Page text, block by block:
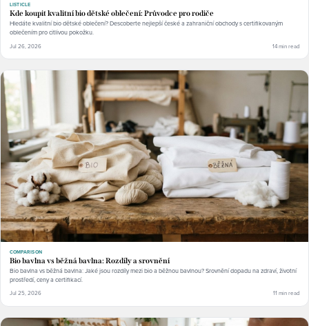
LISTICLE
Kde koupit kvalitní bio dětské oblečení: Průvodce pro rodiče
Hledáte kvalitní bio dětské oblečení? Descoberte nejlepší české a zahraniční obchody s certifikovaným
oblečením pro citlivou pokožku.
Jul 26, 2026 14 min read
COMPARISON
Bio bavlna vs běžná bavlna: Rozdíly a srovnění
Bio bavlna vs běžná bavlna: Jaké jsou rozdíly mezi bio a běžnou bavlnou? Srovnění dopadu na zdraví, životní
prostředí, ceny a certifikací.
Jul 25, 2026 11 min read